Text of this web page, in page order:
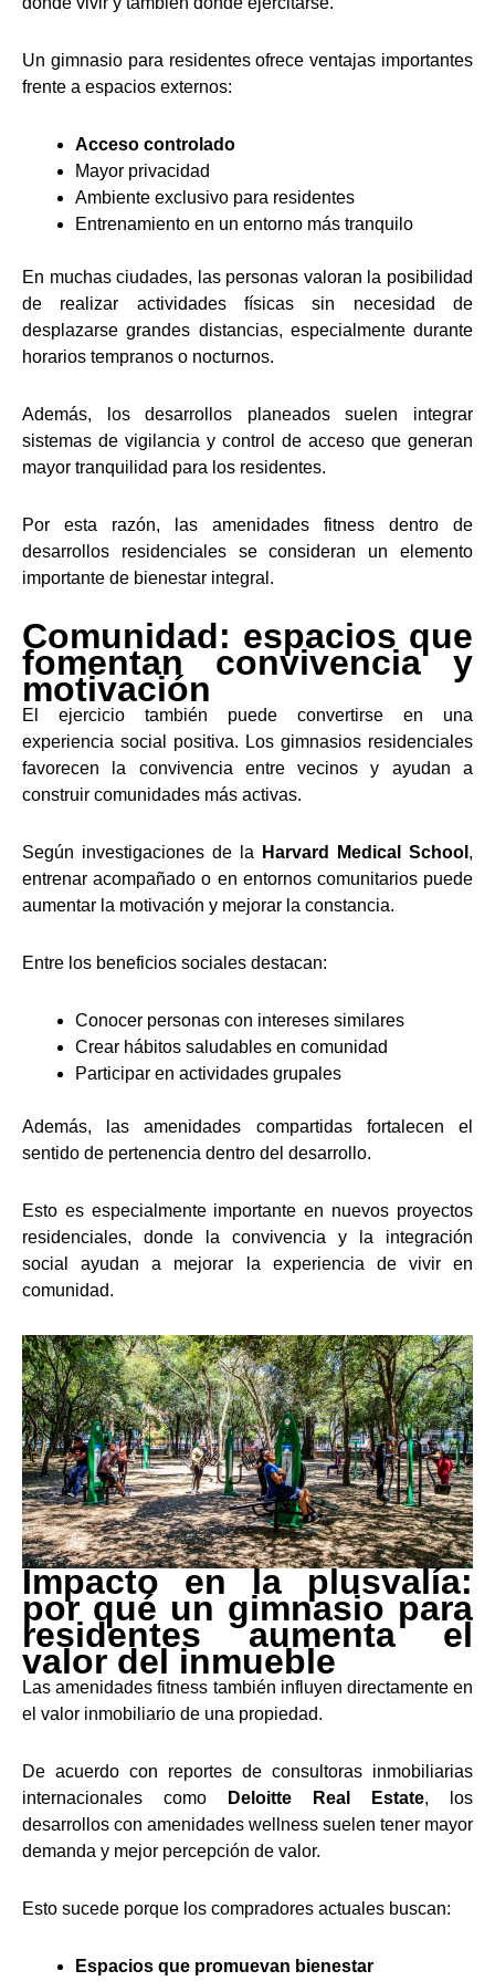
Un gimnasio para residentes ofrece ventajas importantes
frente a espacios externos:
Acceso controlado
Mayor privacidad
Ambiente exclusivo para residentes
Entrenamiento en un entorno más tranquilo
En muchas ciudades, las personas valoran la posibilidad
de realizar actividades físicas sin necesidad de
desplazarse grandes distancias, especialmente durante
horarios tempranos o nocturnos.
Además, los desarrollos planeados suelen integrar
sistemas de vigilancia y control de acceso que generan
mayor tranquilidad para los residentes.
Por esta razón, las amenidades fitness dentro de
desarrollos residenciales se consideran un elemento
importante de bienestar integral.
Comunidad: espacios que
fomentan convivencia y
motivación
El ejercicio también puede convertirse en una
experiencia social positiva. Los gimnasios residenciales
favorecen la convivencia entre vecinos y ayudan a
construir comunidades más activas.
Según investigaciones de la Harvard Medical School ,
entrenar acompañado o en entornos comunitarios puede
aumentar la motivación y mejorar la constancia.
Entre los beneficios sociales destacan:
Conocer personas con intereses similares
Crear hábitos saludables en comunidad
Participar en actividades grupales
Además, las amenidades compartidas fortalecen el
sentido de pertenencia dentro del desarrollo.
Esto es especialmente importante en nuevos proyectos
residenciales, donde la convivencia y la integración
social ayudan a mejorar la experiencia de vivir en
comunidad.
Impacto en la plusvalía:
por qué un gimnasio para
residentes aumenta el
valor del inmueble
Las amenidades fitness también influyen directamente en
el valor inmobiliario de una propiedad.
De acuerdo con reportes de consultoras inmobiliarias
internacionales como
Deloitte Real Estate, los
desarrollos con amenidades wellness suelen tener mayor
demanda y mejor percepción de valor.
Esto sucede porque los compradores actuales buscan:
Espacios que promuevan bienestar